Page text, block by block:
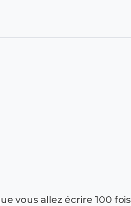
vous allez écrire 100 fois